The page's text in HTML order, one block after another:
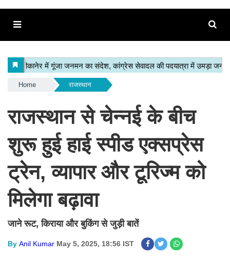
Home राजस्थान
राजस्थान से चेन्नई के बीच
शुरू हुई हाई स्पीड एक्सप्रेस
ट्रेन, व्यापार और टूरिज्म को
मिलेगा बढ़ावा
जाने रूट, किराया और बुकिंग से जुड़ी बातें
By Anil Kumar May 5, 2025, 18:56 IST